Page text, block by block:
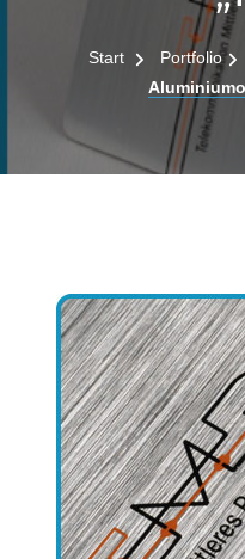
Start Portfolio